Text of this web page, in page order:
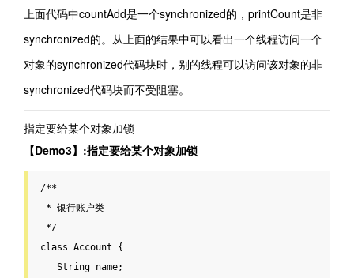
上面代码中countAdd是一个synchronized的，printCount是非
synchronized的。从上面的结果中可以看出一个线程访问一个
对象的synchronized代码块时，别的线程可以访问该对象的非
synchronized代码块而不受阻塞。
指定要给某个对象加锁
【Demo3】:指定要给某个对象加锁
/**
*/
class Account {